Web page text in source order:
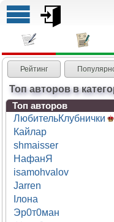
Рейтинг
Топ авторов в
Топ авторов
ЛюбительКлубнички
Кайлар
shmaisser
НафанЯ
isamohvalov
Jarren
Ілона
Эр0т0ман